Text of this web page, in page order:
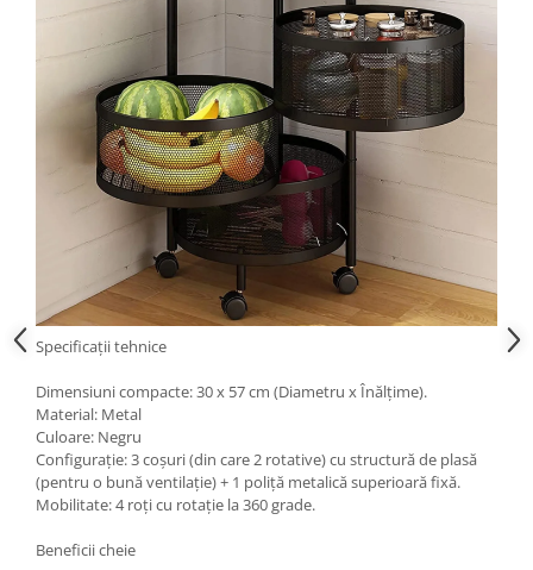
Specificații tehnice
Dimensiuni compacte: 30 x 57 cm (Diametru x Înălțime).
Material: Metal
Culoare: Negru
Configurație: 3 coșuri (din care 2 rotative) cu structură de plasă
(pentru o bună ventilație) + 1 poliță metalică superioară fixă.
Mobilitate: 4 roți cu rotație la 360 grade.
Beneficii cheie